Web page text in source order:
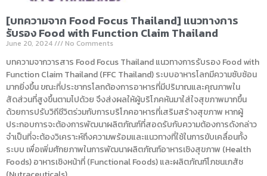
[บทความจาก Food Focus Thailand] แนวทางการ
รับรอง Food with Function Claim Thailand
June 20, 2024 No Comments
บทความจากวารสาร Food Focus Thailand แนวทางการรับรอง Food with
Function Claim Thailand (FFC Thailand) ระบบอาหารโลกมีความซับซ้อน
มากยิ่งขึ้น ขณะที่ประชากรโลกต้องการอาหารที่มีปริมาณและคุณภาพใน
สัดส่วนที่สูงขึ้นตามไปด้วย จึงส่งผลให้ผู้บริโภคหันมาใส่ใจสุขภาพมากขึ้น
ด้วยการปรับวิถีชีวิตร่วมกับการบริโภคอาหารที่เสริมสร้างสุขภาพ หากผู้
ประกอบการจะต้องการพัฒนาผลิตภัณฑ์ที่สอดรับกับความต้องการดังกล่าว
จำเป็นที่จะต้องวิเคราะห์ถึงความพร้อมและแนวทางที่ใช้ในการขับเคลื่อนทั้ง
ระบบ เพื่อเพิ่มศักยภาพในการพัฒนาผลิตภัณฑ์อาหารเชิงสุขภาพ (Health
Foods) อาหารเชิงหน้าที่ (Functional Foods) และผลิตภัณฑ์โภชนเภสัช